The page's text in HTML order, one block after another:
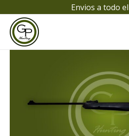
contenido
Envios a todo